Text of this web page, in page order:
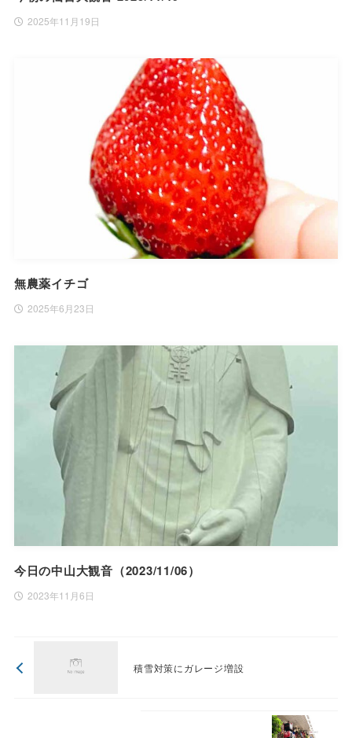
2025年11月19日
無農薬イチゴ
2025年6月23日
今日の中山大観音（2023/11/06）
2023年11月6日
積雪対策にガレージ増設